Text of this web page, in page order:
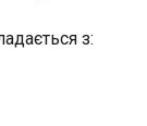
з: